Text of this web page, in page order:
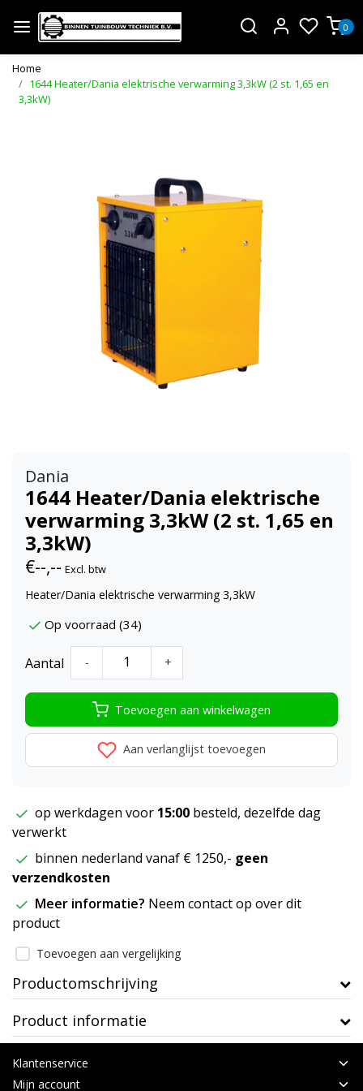
0
Home
1644 Heater/Dania elektrische verwarming 3,3kW (2 st. 1,65 en
3,3kW)
Dania
1644 Heater/Dania elektrische
verwarming 3,3kW (2 st. 1,65 en
3,3kW)
€--,-- Excl. btw
Heater/Dania elektrische verwarming 3,3kW
Op voorraad (34)
Aantal - +
Toevoegen aan winkelwagen
Aan verlanglijst toevoegen
op werkdagen voor 15:00 besteld, dezelfde dag
verwerkt
binnen nederland vanaf € 1250,- geen
verzendkosten
Meer informatie? Neem contact op over dit
product
Toevoegen aan vergelijking
Productomschrijving
Product informatie
Klantenservice
Mijn account